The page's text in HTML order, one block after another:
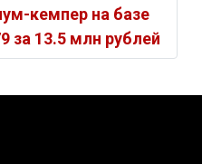
кемпер на базе
за 13.5 млн рублей